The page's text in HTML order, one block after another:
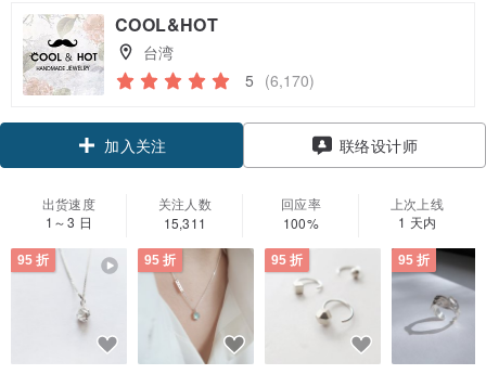
COOL&HOT
台湾
5 (6,170)
加入关注 联络设计师
出货速度
1～3 日
关注人数
15,311
回应率
100%
上次上线
1 天内
95 折 95 折 95 折 95 折